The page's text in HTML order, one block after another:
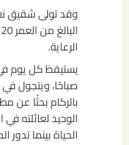
وقد تولى شقيق
الرعاية.
صباحًا، ويتجول
بالركام بحثًا عن
الوحيد لعائلته
الحياة بينما تدور